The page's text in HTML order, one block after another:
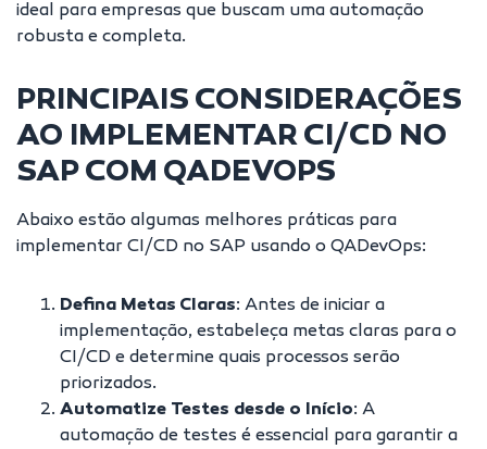
ideal para empresas que buscam uma automação
robusta e completa.
PRINCIPAIS CONSIDERAÇÕES
AO IMPLEMENTAR CI/CD NO
SAP COM QADEVOPS
Abaixo estão algumas melhores práticas para
implementar CI/CD no SAP usando o QADevOps:
Defina Metas Claras: Antes de iniciar a
implementação, estabeleça metas claras para o
CI/CD e determine quais processos serão
priorizados.
Automatize Testes desde o Início: A
automação de testes é essencial para garantir a